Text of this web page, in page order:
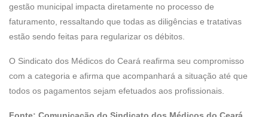
gestão municipal impacta diretamente no processo de
faturamento, ressaltando que todas as diligências e tratativas
estão sendo feitas para regularizar os débitos.
O Sindicato dos Médicos do Ceará reafirma seu compromisso
com a categoria e afirma que acompanhará a situação até que
todos os pagamentos sejam efetuados aos profissionais.